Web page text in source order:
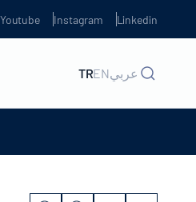
Youtube Instagram Linkedin
TRENعربي